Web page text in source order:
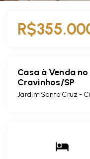
Casa à Venda
Cravinhos/SP
Jardim Santa Cruz -